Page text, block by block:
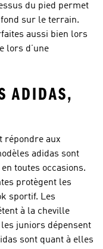
du pied permet
sur le terrain.
aussi bien lors
lors d’une
ADIDAS,
répondre aux
adidas sont
toutes occasions.
protègent les
sportif. Les
à la cheville
juniors dépensent
sont quant à elles